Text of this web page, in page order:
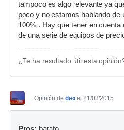
tampoco es algo relevante ya
poco y no estamos hablando de
100% . Hay que tener en cuenta
de una serie de equipos de
¿Te ha resultado útil esta
Opinión de deo el 21/03/2015